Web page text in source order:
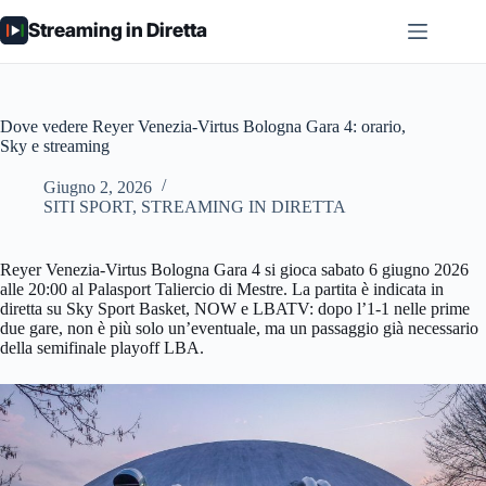
al
contenuto
Streaming in Diretta
Dove vedere Reyer Venezia-Virtus Bologna Gara 4: orario,
Sky e streaming
Giugno 2, 2026
SITI SPORT, STREAMING IN DIRETTA
Reyer Venezia-Virtus Bologna Gara 4 si gioca sabato 6 giugno 2026
alle 20:00 al Palasport Taliercio di Mestre. La partita è indicata in
diretta su Sky Sport Basket, NOW e LBATV: dopo l’1-1 nelle prime
due gare, non è più solo un’eventuale, ma un passaggio già necessario
della semifinale playoff LBA.